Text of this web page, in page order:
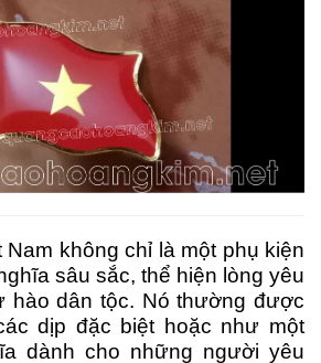
không chỉ là một phụ kiện
sâu sắc, thể hiện lòng yêu
hào dân tộc. Nó thường được
dịp đặc biệt hoặc như một
dành cho những người yêu